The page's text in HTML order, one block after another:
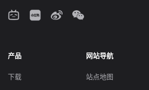
产品
下载
网站导航
站点地图